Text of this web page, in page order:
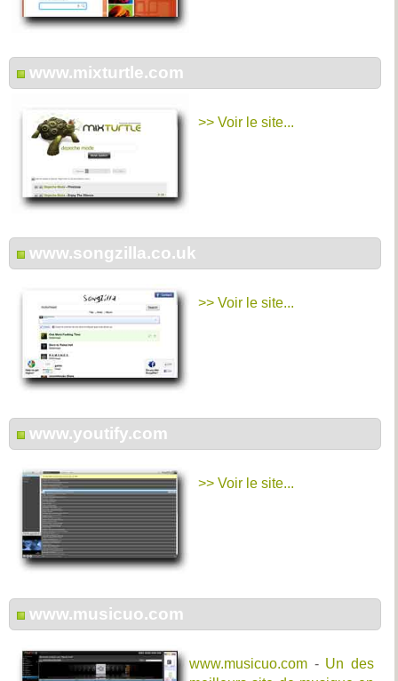
www.mixturtle.com
>> Voir le site...
www.songzilla.co.uk
>> Voir le site...
www.youtify.com
>> Voir le site...
www.musicuo.com
www.musicuo.com - Un des